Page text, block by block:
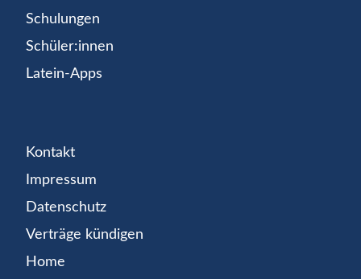
Schulungen
Schüler:innen
Latein-Apps
Kontakt
Impressum
Datenschutz
Verträge kündigen
Home